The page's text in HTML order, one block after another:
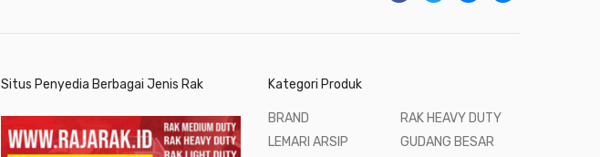
Situs Penyedia Berbagai Jenis Rak Kategori Produk
BRAND
LEMARI ARSIP
RAK HEAVY DUTY
GUDANG BESAR